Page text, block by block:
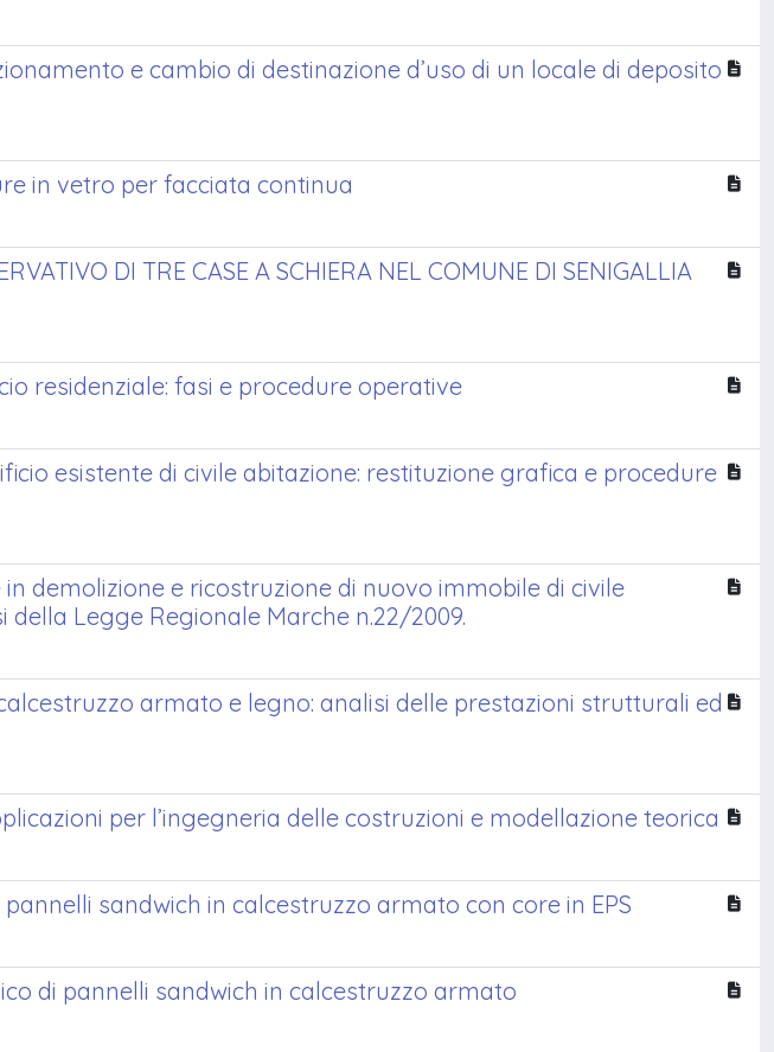
e cambio di destinazione d’uso di un locale di deposito
in vetro per facciata continua
DI TRE CASE A SCHIERA NEL COMUNE DI SENIGALLIA
residenziale: fasi e procedure operative
esistente di civile abitazione: restituzione grafica e procedure
demolizione e ricostruzione di nuovo immobile di civile
Legge Regionale Marche n.22/2009.
armato e legno: analisi delle prestazioni strutturali ed
per l’ingegneria delle costruzioni e modellazione teorica
sandwich in calcestruzzo armato con core in EPS
di pannelli sandwich in calcestruzzo armato